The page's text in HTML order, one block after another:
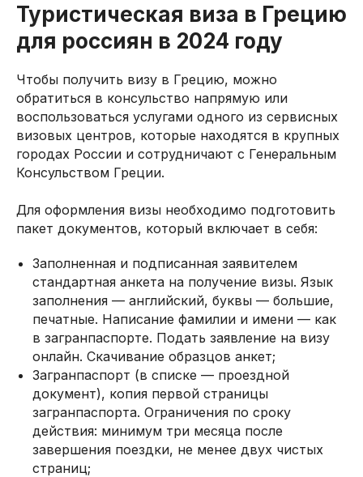
офис В200
Важно:
России!
+7 (966)
93
Контакты
Туристическая виза в Грецию
для россиян в 2024 году
Чтобы получить визу в Грецию, можно
обратиться в консульство напрямую или
воспользоваться услугами одного из сервисных
визовых центров, которые находятся в крупных
городах России и сотрудничают с Генеральным
Консульством Греции.
Для оформления визы необходимо подготовить
пакет документов, который включает в себя:
Заполненная и подписанная заявителем
стандартная анкета на получение визы. Язык
заполнения — английский, буквы — большие,
печатные. Написание фамилии и имени — как
в загранпаспорте. Подать заявление на визу
онлайн. Скачивание образцов анкет;
Загранпаспорт (в списке — проездной
документ), копия первой страницы
загранпаспорта. Ограничения по сроку
действия: минимум три месяца после
завершения поездки, не менее двух чистых
страниц;